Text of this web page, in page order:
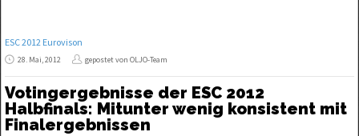
ESC 2012 Eurovison
28. Mai, 2012 gepostet von OLJO-Team
Votingergebnisse der ESC 2012
Halbfinals: Mitunter wenig konsistent mit
Finalergebnissen